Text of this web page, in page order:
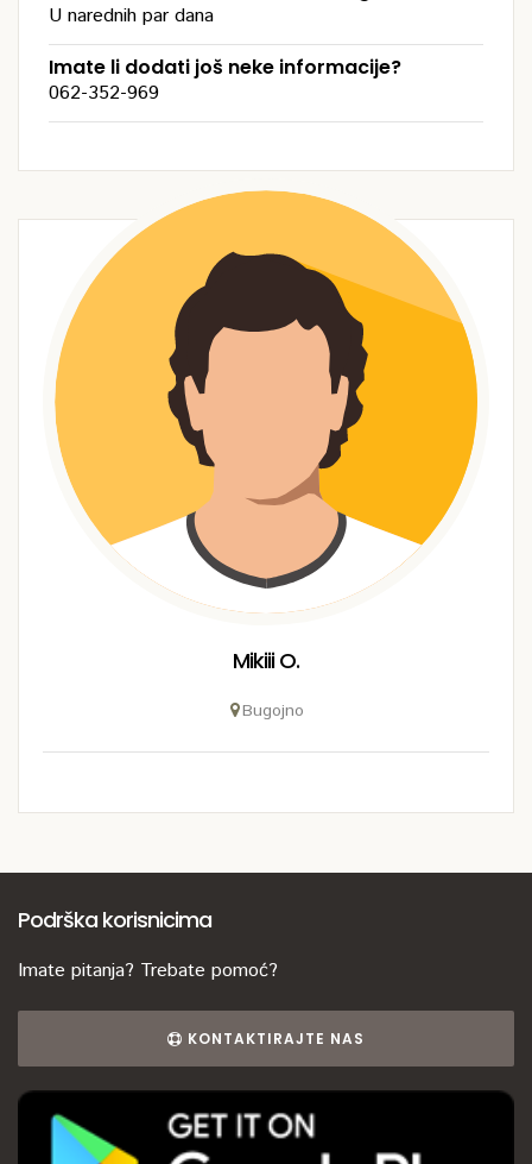
U narednih par dana
Imate li dodati još neke informacije?
062-352-969
Mikiii O.
Bugojno
Podrška korisnicima
Imate pitanja? Trebate pomoć?
KONTAKTIRAJTE NAS